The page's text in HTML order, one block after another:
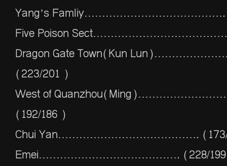
Yang’s Famliy………………………………….
Five Poison
Dragon Gate Town(Kun
(223/201 )
West of
(192/186 )
Chui Yan…………………………………. (173/
Emei…………………………………. (228/